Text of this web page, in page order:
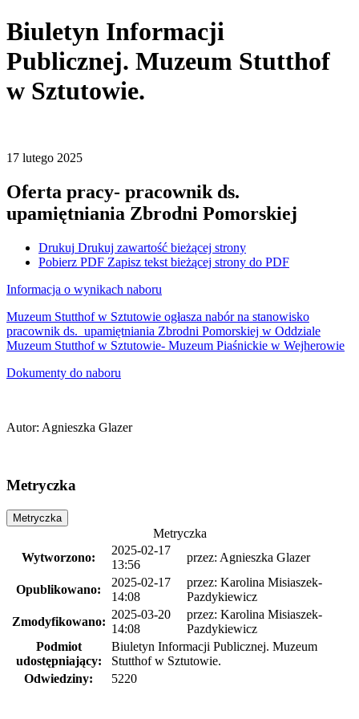
Biuletyn Informacji
Publicznej. Muzeum Stutthof
w Sztutowie.
17 lutego 2025
Oferta pracy- pracownik ds.
upamiętniania Zbrodni Pomorskiej
Drukuj Drukuj zawartość bieżącej strony
Pobierz PDF Zapisz tekst bieżącej strony do PDF
Informacja o wynikach naboru
Muzeum Stutthof w Sztutowie ogłasza nabór na stanowisko
pracownik ds. upamiętniania Zbrodni Pomorskiej w Oddziale
Muzeum Stutthof w Sztutowie- Muzeum Piaśnickie w Wejherowie
Dokumenty do naboru
Autor: Agnieszka Glazer
Metryczka
Metryczka
Metryczka
Wytworzono:
2025-02-17
13:56
przez: Agnieszka Glazer
Opublikowano:
2025-02-17
14:08
przez: Karolina Misiaszek-
Pazdykiewicz
Zmodyfikowano:
2025-03-20
14:08
przez: Karolina Misiaszek-
Pazdykiewicz
Podmiot
udostępniający:
Biuletyn Informacji Publicznej. Muzeum
Stutthof w Sztutowie.
Odwiedziny:
5220